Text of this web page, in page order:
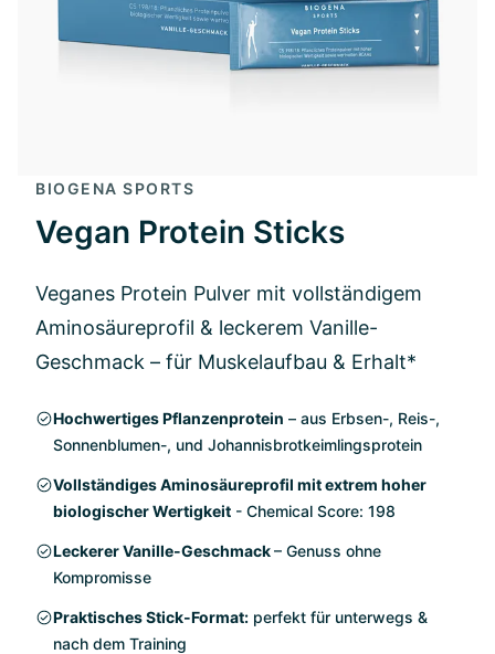
BIOGENA SPORTS
Vegan Protein Sticks
Veganes Protein Pulver mit vollständigem
Aminosäureprofil & leckerem Vanille-
Geschmack – für Muskelaufbau & Erhalt*
Hochwertiges Pflanzenprotein – aus Erbsen-, Reis-,
Sonnenblumen-, und Johannisbrotkeimlingsprotein
Vollständiges Aminosäureprofil mit extrem hoher
biologischer Wertigkeit - Chemical Score: 198
Leckerer Vanille-Geschmack– Genuss ohne
Kompromisse
Praktisches Stick-Format: perfekt für unterwegs &
nach dem Training